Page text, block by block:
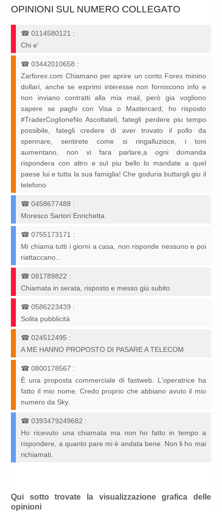
OPINIONI SUL NUMERO COLLEGATO
☎0114580121 :
Chi e'
☎03442010658 :
Zarforex.com Chiamano per aprire un conto Forex minino
dollari, anche se esprimi interesse non forniscono info e
non inviano contratti alla mia mail, però gia vogliono
sapere se paghi con Visa o Mastercard, ho risposto
#TraderCoglioneNo Ascoltateli, fategli perdere piu tempo
possibile, fategli credere di aver trovato il pollo da
spennare, sentirete come si ringalluzisce, i toni
aumentano, non vi fara parlare,a ogni domanda
rispondera con altro e sul piu bello lo mandate a quel
paese lui e tutta la sua famiglia! Che goduria buttargli giu il
telefono
☎0458677488 :
Moresco Sartori Enrichetta
☎0755173171 :
Mi chiama tutti i giorni a casa, non risponde nessuno e poi
riattaccano..
☎081789822 :
Chiamata in serata, risposto e messo giù subito
☎0586223439 :
Solita pubblicità
☎024512495 :
A ME HANNO PROPOSTO DI PASARE A TELECOM
☎0800178567 :
È una proposta commerciale di fastweb. L'operatrice ha
fatto il mio nome. Credo proprio che abbiano avuto il mio
numero da Sky.
☎0393479249682 :
Ho ricevuto una chiamata ma non ho fatto in tempo a
rispondere, a quanto pare mi è andata bene. Non li ho mai
richiamati.
Qui sotto trovate la visualizzazione grafica delle
opinioni